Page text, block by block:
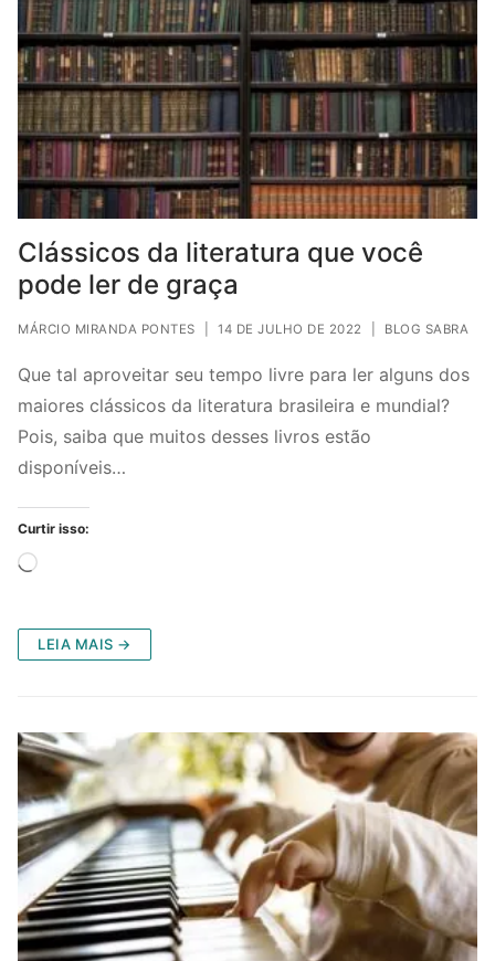
Clássicos da literatura que você
pode ler de graça
MÁRCIO MIRANDA PONTES 14 DE JULHO DE 2022 BLOG SABRA
Que tal aproveitar seu tempo livre para ler alguns dos
maiores clássicos da literatura brasileira e mundial?
Pois, saiba que muitos desses livros estão
disponíveis…
Curtir isso:
Carregando...
LEIA MAIS →